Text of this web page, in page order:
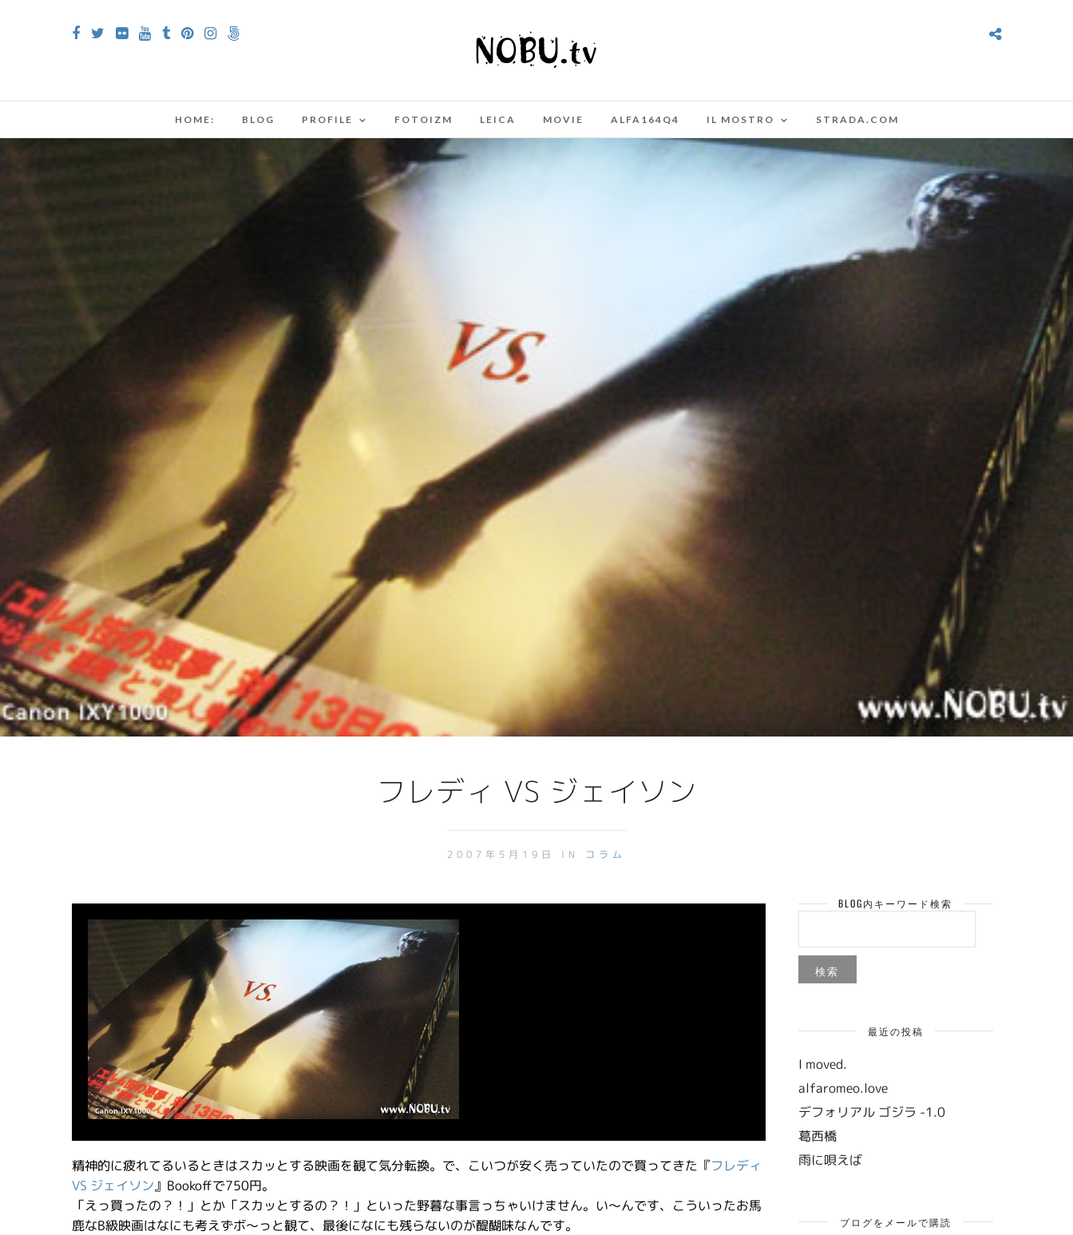
HOME: BLOG PROFILE FOTOIZM LEICA MOVIE ALFA164Q4 IL MOSTRO STRADA.COM
フレディ VS ジェイソン
2007年5月19日 IN コラム
精神的に疲れてるいるときはスカッとする映画を観て気分転換。で、こいつが安く売っていたので買ってきた『フレディ
VS ジェイソン』Bookoffで750円。
「えっ買ったの？！」とか「スカッとするの？！」といった野暮な事言っちゃいけません。い〜んです、こういったお馬
鹿なB級映画はなにも考えずボ〜っと観て、最後になにも残らないのが醍醐味なんです。
BLOG内キーワード検索
最近の投稿
I moved.
alfaromeo.love
デフォリアル ゴジラ -1.0
葛西橋
雨に唄えば
ブログをメールで購読